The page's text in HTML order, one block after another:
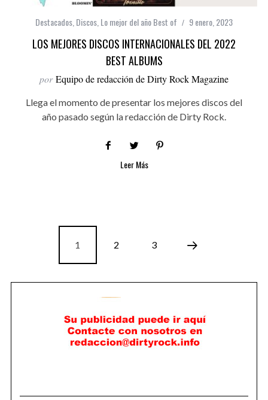
Destacados Discos Lo mejor del año Best of 9 enero, 2023
LOS MEJORES DISCOS INTERNACIONALES DEL 2022
BEST ALBUMS
por Equipo de redacción de Dirty Rock Magazine
Llega el momento de presentar los mejores discos del
año pasado según la redacción de Dirty Rock.
Leer Más
1 2 3